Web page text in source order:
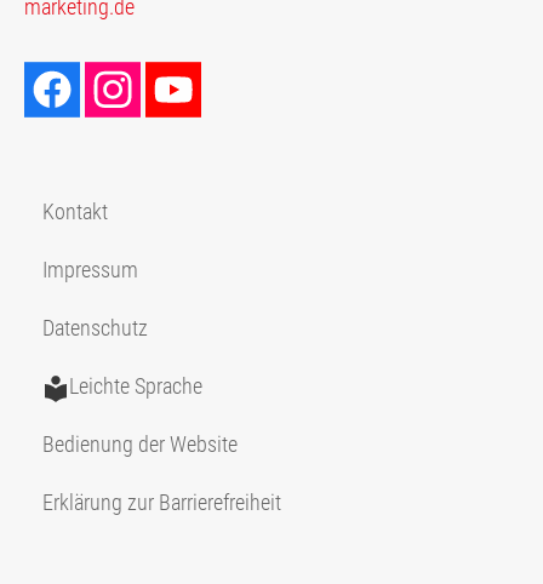
marketing.de
Kontakt
Impressum
Datenschutz
Leichte Sprache
Bedienung der Website
Erklärung zur Barrierefreiheit